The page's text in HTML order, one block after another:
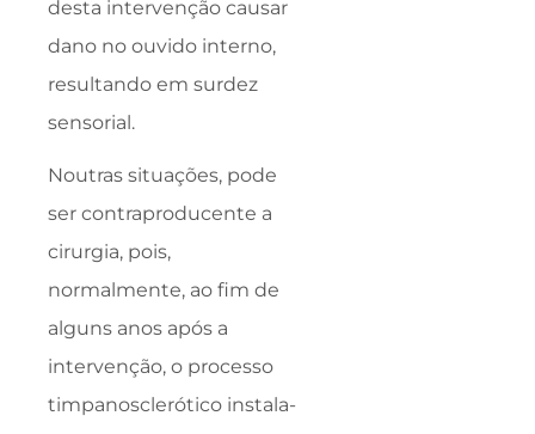
desta intervenção causar
dano no ouvido interno,
resultando em surdez
sensorial.
Noutras situações, pode
ser contraproducente a
cirurgia, pois,
normalmente, ao fim de
alguns anos após a
intervenção, o processo
timpanosclerótico instala-